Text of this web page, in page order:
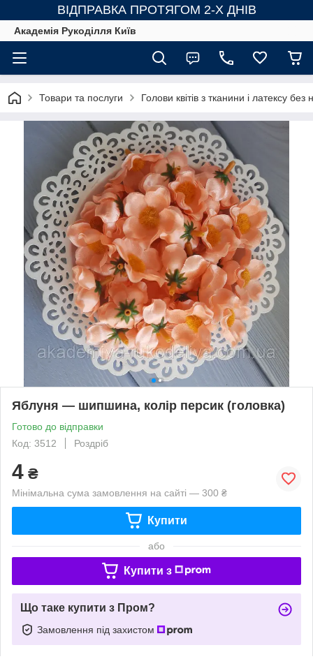
ВІДПРАВКА ПРОТЯГОМ 2-Х ДНІВ
Академія Рукоділля Київ
Товари та послуги Голови квітів з тканини і латексу без
Яблуня — шипшина, колір персик (головка)
Готово до відправки
Код: 3512
Роздріб
4 ₴
Мінімальна сума замовлення на сайті — 300 ₴
Купити
або
Купити з
Що таке купити з Пром?
Замовлення під захистом